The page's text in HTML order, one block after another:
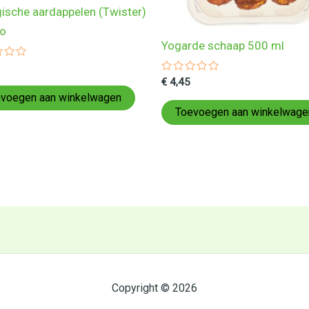
aardappelen (Twister)
aan winkelwagen
Yogarde schaap 500 ml
Gewaardeerd
uit
5
€ 4,45
Toevoegen aan
Copyright © 2026